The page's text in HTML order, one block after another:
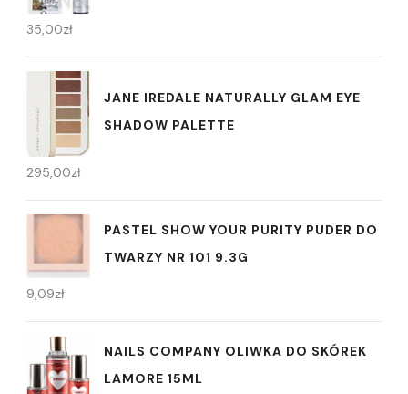
35,00zł
JANE IREDALE NATURALLY GLAM EYE
SHADOW PALETTE
295,00zł
PASTEL SHOW YOUR PURITY PUDER DO
TWARZY NR 101 9.3G
9,09zł
NAILS COMPANY OLIWKA DO SKÓREK
LAMORE 15ML